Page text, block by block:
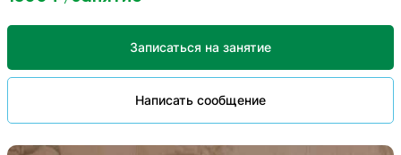
Записаться на занятие
Написать сообщение